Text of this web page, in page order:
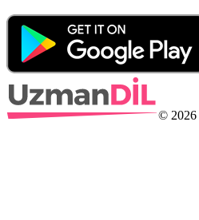
© 2026